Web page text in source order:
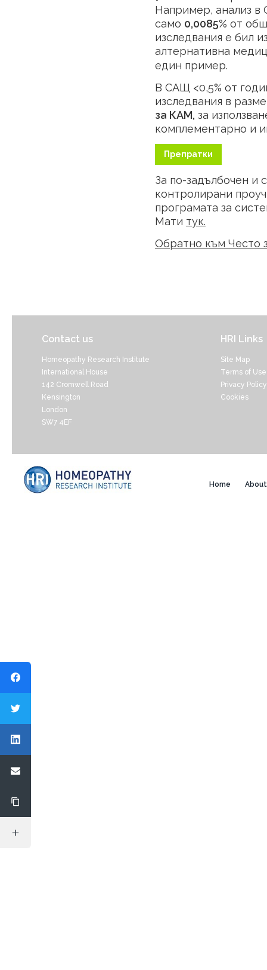
Например, анализ в
само 0,0085% от
изследвания е бил
алтернативна
един пример.
В САЩ <0,5% от
изследвания в
за КAM, за
комплементарно и
Препратки
За по-задълбочен и
контролирани
програмата за
Мати тук.
Обратно към Често
Contact us
Homeopathy Research Institute
International House
142 Cromwell Road
Kensington
London
SW7 4EF
HRI Links
Site Map
Terms of Use
Privacy Policy
Cookies
Home About